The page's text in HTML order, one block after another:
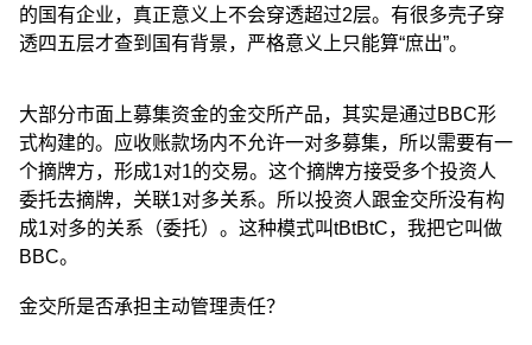
的国有企业，真正意义上不会穿透超过2层。有很多壳子穿
透四五层才查到国有背景，严格意义上只能算“庶出”。
大部分市面上募集资金的金交所产品，其实是通过BBC形
式构建的。应收账款场内不允许一对多募集，所以需要有一
个摘牌方，形成1对1的交易。这个摘牌方接受多个投资人
委托去摘牌，关联1对多关系。所以投资人跟金交所没有构
成1对多的关系（委托）。这种模式叫tBtBtC，我把它叫做
BBC。
金交所是否承担主动管理责任？